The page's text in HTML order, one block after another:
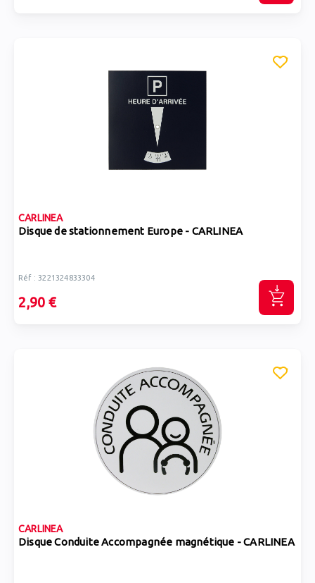
CARLINEA
Disque de stationnement Europe - CARLINEA
Réf : 3221324833304
2,90 €
CARLINEA
Disque Conduite Accompagnée magnétique - CARLINEA